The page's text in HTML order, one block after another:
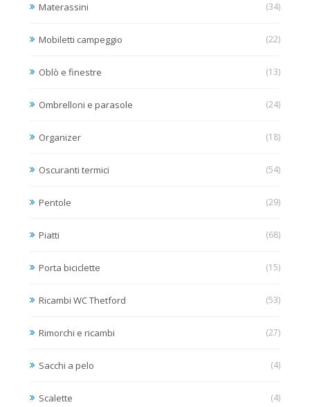
Materassini (34)
Mobiletti campeggio (22)
Oblò e finestre (13)
Ombrelloni e parasole (24)
Organizer (18)
Oscuranti termici (54)
Pentole (29)
Piatti (68)
Porta biciclette (15)
Ricambi WC Thetford (53)
Rimorchi e ricambi (27)
Sacchi a pelo (4)
Scalette (4)